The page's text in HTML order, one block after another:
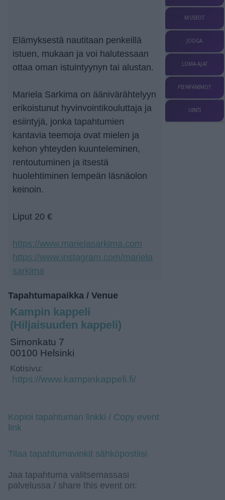
Elämyksestä nautitaan penkeillä
istuen, mukaan ja voi halutessaan
ottaa oman istuintyynyn tai alustan.
Mariela Sarkima on äänivärähtelyyn
erikoistunut hyvinvointikouluttaja ja
esiintyjä, jonka tapahtumien
kantavia teemoja ovat mielen ja
kehon yhteyden kuunteleminen,
rentoutuminen ja itsestä
huolehtiminen lempeän läsnäolon
keinoin.
Liput 20 €
https://www.marielasarkima.com
https://www.instagram.com/mariela
sarkima
Tapahtumapaikka / Venue
Kampin kappeli
(Hiljaisuuden kappeli)
Simonkatu 7
00100 Helsinki
Kotisivu:
https://www.kampinkappeli.fi/
Kopioi tapahtuman linkki / Copy event
link
Tilaa tapahtumavinkit sähköpostiisi
Jaa tapahtuma valitsemassasi
palvelussa / share this event on:
MUSEOT
JOOGA
LOMA-AJAT
PIENPANIMOT
UINTI